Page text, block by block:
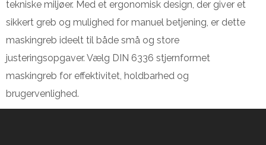
tekniske miljøer. Med et ergonomisk design, der giver et
sikkert greb og mulighed for manuel betjening, er dette
maskingreb ideelt til både små og store
justeringsopgaver. Vælg DIN 6336 stjernformet
maskingreb for effektivitet, holdbarhed og
brugervenlighed.